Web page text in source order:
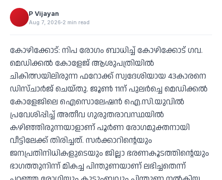
P Vijayan
Aug 7, 2026 2 min read
കോഴിക്കോട്: നിപ രോഗം ബാധിച്ച് കോഴിക്കോട് ഗവ.
മെഡിക്കല്‍ കോളേജ് ആശുപത്രിയില്‍
ചികിത്സയിലിരുന്ന ഫറോക്ക് സ്വദേശിയായ 43കാരനെ
ഡിസ്ചാര്‍ജ് ചെയ്തു. ജൂണ്‍ 11ന് പുലര്‍ച്ചെ മെഡിക്കല്‍
കോളേജിലെ ഐസൊലേഷന്‍ ഐ.സി.യുവില്‍
പ്രവേശിപ്പിച്ച് അതീവ ഗുരുതരാവസ്ഥയില്‍
കഴിഞ്ഞിരുന്നയാളാണ് പൂര്‍ണ രോഗമുക്തനായി
വീട്ടിലേക്ക് തിരിച്ചത്. സര്‍ക്കാറിന്റെയും
ജനപ്രതിനിധികളുടെയും ജില്ലാ ഭരണകൂടത്തിന്റെയും
ഭാഗത്തുനിന്ന് മികച്ച പിന്തുണയാണ് ലഭിച്ചതെന്ന്